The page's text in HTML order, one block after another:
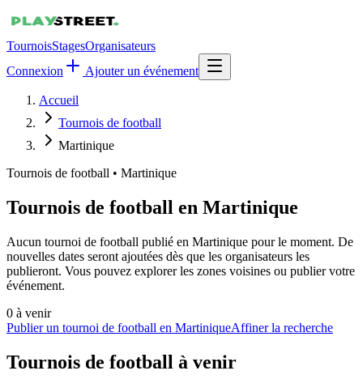
TournoisStagesOrganisateurs
Connexion
Ajouter un événement
Accueil
Tournois de football
Martinique
Tournois de football • Martinique
Tournois de football en Martinique
Aucun tournoi de football publié en Martinique pour le moment. De
nouvelles dates seront ajoutées dès que les organisateurs les
publieront. Vous pouvez explorer les zones voisines ou publier votre
événement.
0 à venir
Publier un tournoi de football en MartiniqueAffiner la recherche
Tournois de football à venir